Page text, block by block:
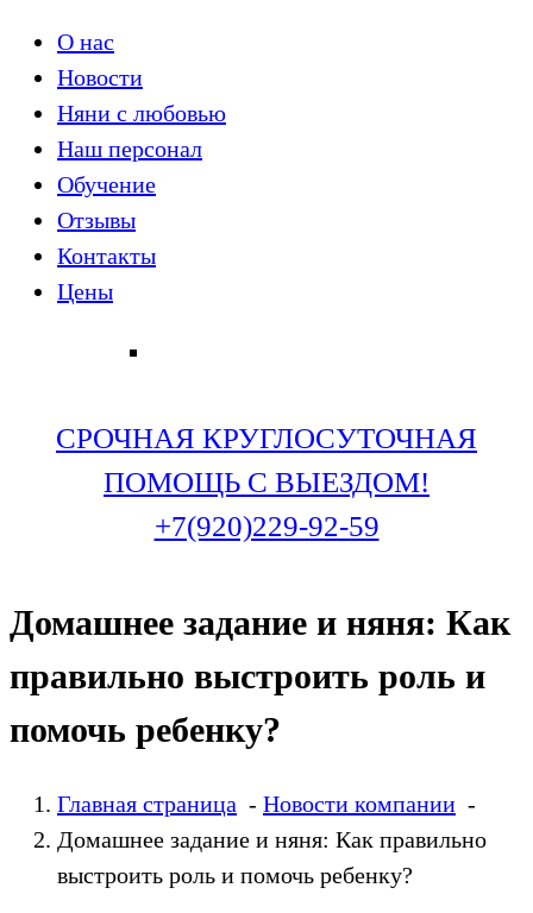
О нас
Новости
Няни с любовью
Наш персонал
Обучение
Отзывы
Контакты
Цены
СРОЧНАЯ КРУГЛОСУТОЧНАЯ
ПОМОЩЬ С ВЫЕЗДОМ!
+7(920)229-92-59
Домашнее задание и няня: Как
правильно выстроить роль и
помочь ребенку?
Главная страница - Новости компании -
Домашнее задание и няня: Как правильно
выстроить роль и помочь ребенку?